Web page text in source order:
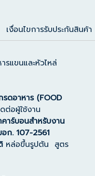
เงื่อนไขการรับประกันสินค้า
แขนและหัวไหล่
ดอาหาร (FOOD
อผู้ใช้งาน
าร์บอนสำหรับงาน
ก. 107-2561
หล่อขึ้นรูปตัน สูตร